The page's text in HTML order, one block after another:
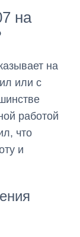
на
на
или с
работой
что
и